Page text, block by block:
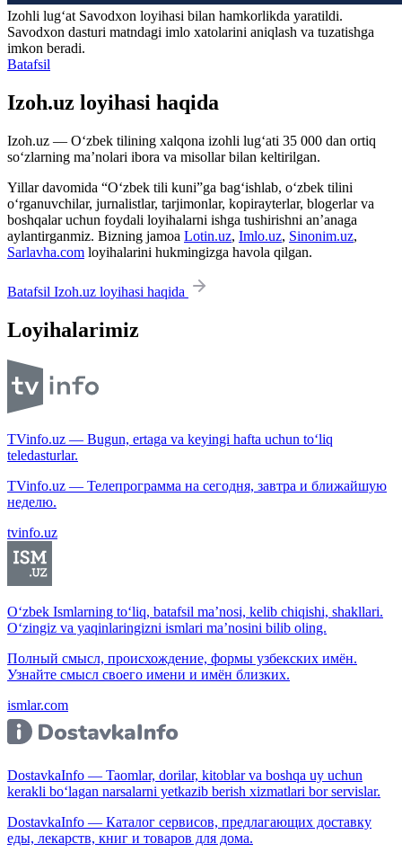
Izohli lugʻat Savodxon loyihasi bilan hamkorlikda yaratildi.
Savodxon dasturi matndagi imlo xatolarini aniqlash va tuzatishga
imkon beradi.
Batafsil
Izoh.uz loyihasi haqida
Izoh.uz — O‘zbek tilining xalqona izohli lug‘ati 35 000 dan ortiq
so‘zlarning ma’nolari ibora va misollar bilan keltirilgan.
Yillar davomida “O‘zbek tili kuni”ga bag‘ishlab, o‘zbek tilini
o‘rganuvchilar, jurnalistlar, tarjimonlar, kopirayterlar, blogerlar va
boshqalar uchun foydali loyihalarni ishga tushirishni an’anaga
aylantirganmiz. Bizning jamoa Lotin.uz, Imlo.uz, Sinonim.uz,
Sarlavha.com loyihalarini hukmingizga havola qilgan.
Batafsil Izoh.uz loyihasi haqida
Loyihalarimiz
TVinfo.uz — Bugun, ertaga va keyingi hafta uchun to‘liq
teledasturlar.
TVinfo.uz — Телепрограмма на сегодня, завтра и ближайшую
неделю.
tvinfo.uz
O‘zbek Ismlarning to‘liq, batafsil ma’nosi, kelib chiqishi, shakllari.
O‘zingiz va yaqinlaringizni ismlari ma’nosini bilib oling.
Полный смысл, происхождение, формы узбекских имён.
Узнайте смысл своего имени и имён близких.
ismlar.com
DostavkaInfo — Taomlar, dorilar, kitoblar va boshqa uy uchun
kerakli bo‘lagan narsalarni yetkazib berish xizmatlari bor servislar.
DostavkaInfo — Каталог сервисов, предлагающих доставку
еды, лекарств, книг и товаров для дома.